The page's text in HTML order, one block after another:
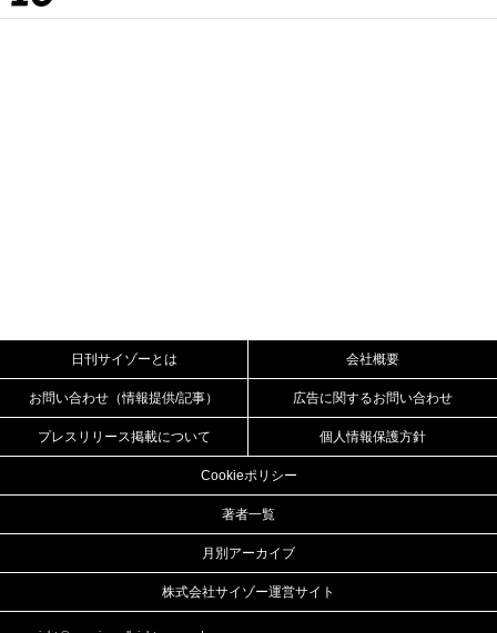
日刊サイゾーとは 会社概要
お問い合わせ（情報提供/記事） 広告に関するお問い合わせ
プレスリリース掲載について 個人情報保護方針
Cookieポリシー
著者一覧
月別アーカイブ
株式会社サイゾー運営サイト